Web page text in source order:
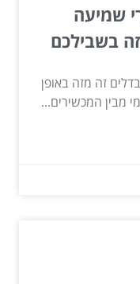
שמיעה
בשבילכם
זה מזה באופן
מבין המכשירים...